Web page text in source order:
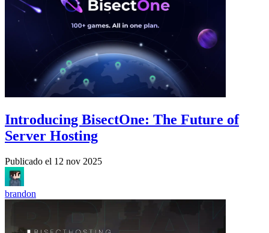
Introducing BisectOne: The Future of
Server Hosting
Publicado el 12 nov 2025
brandon